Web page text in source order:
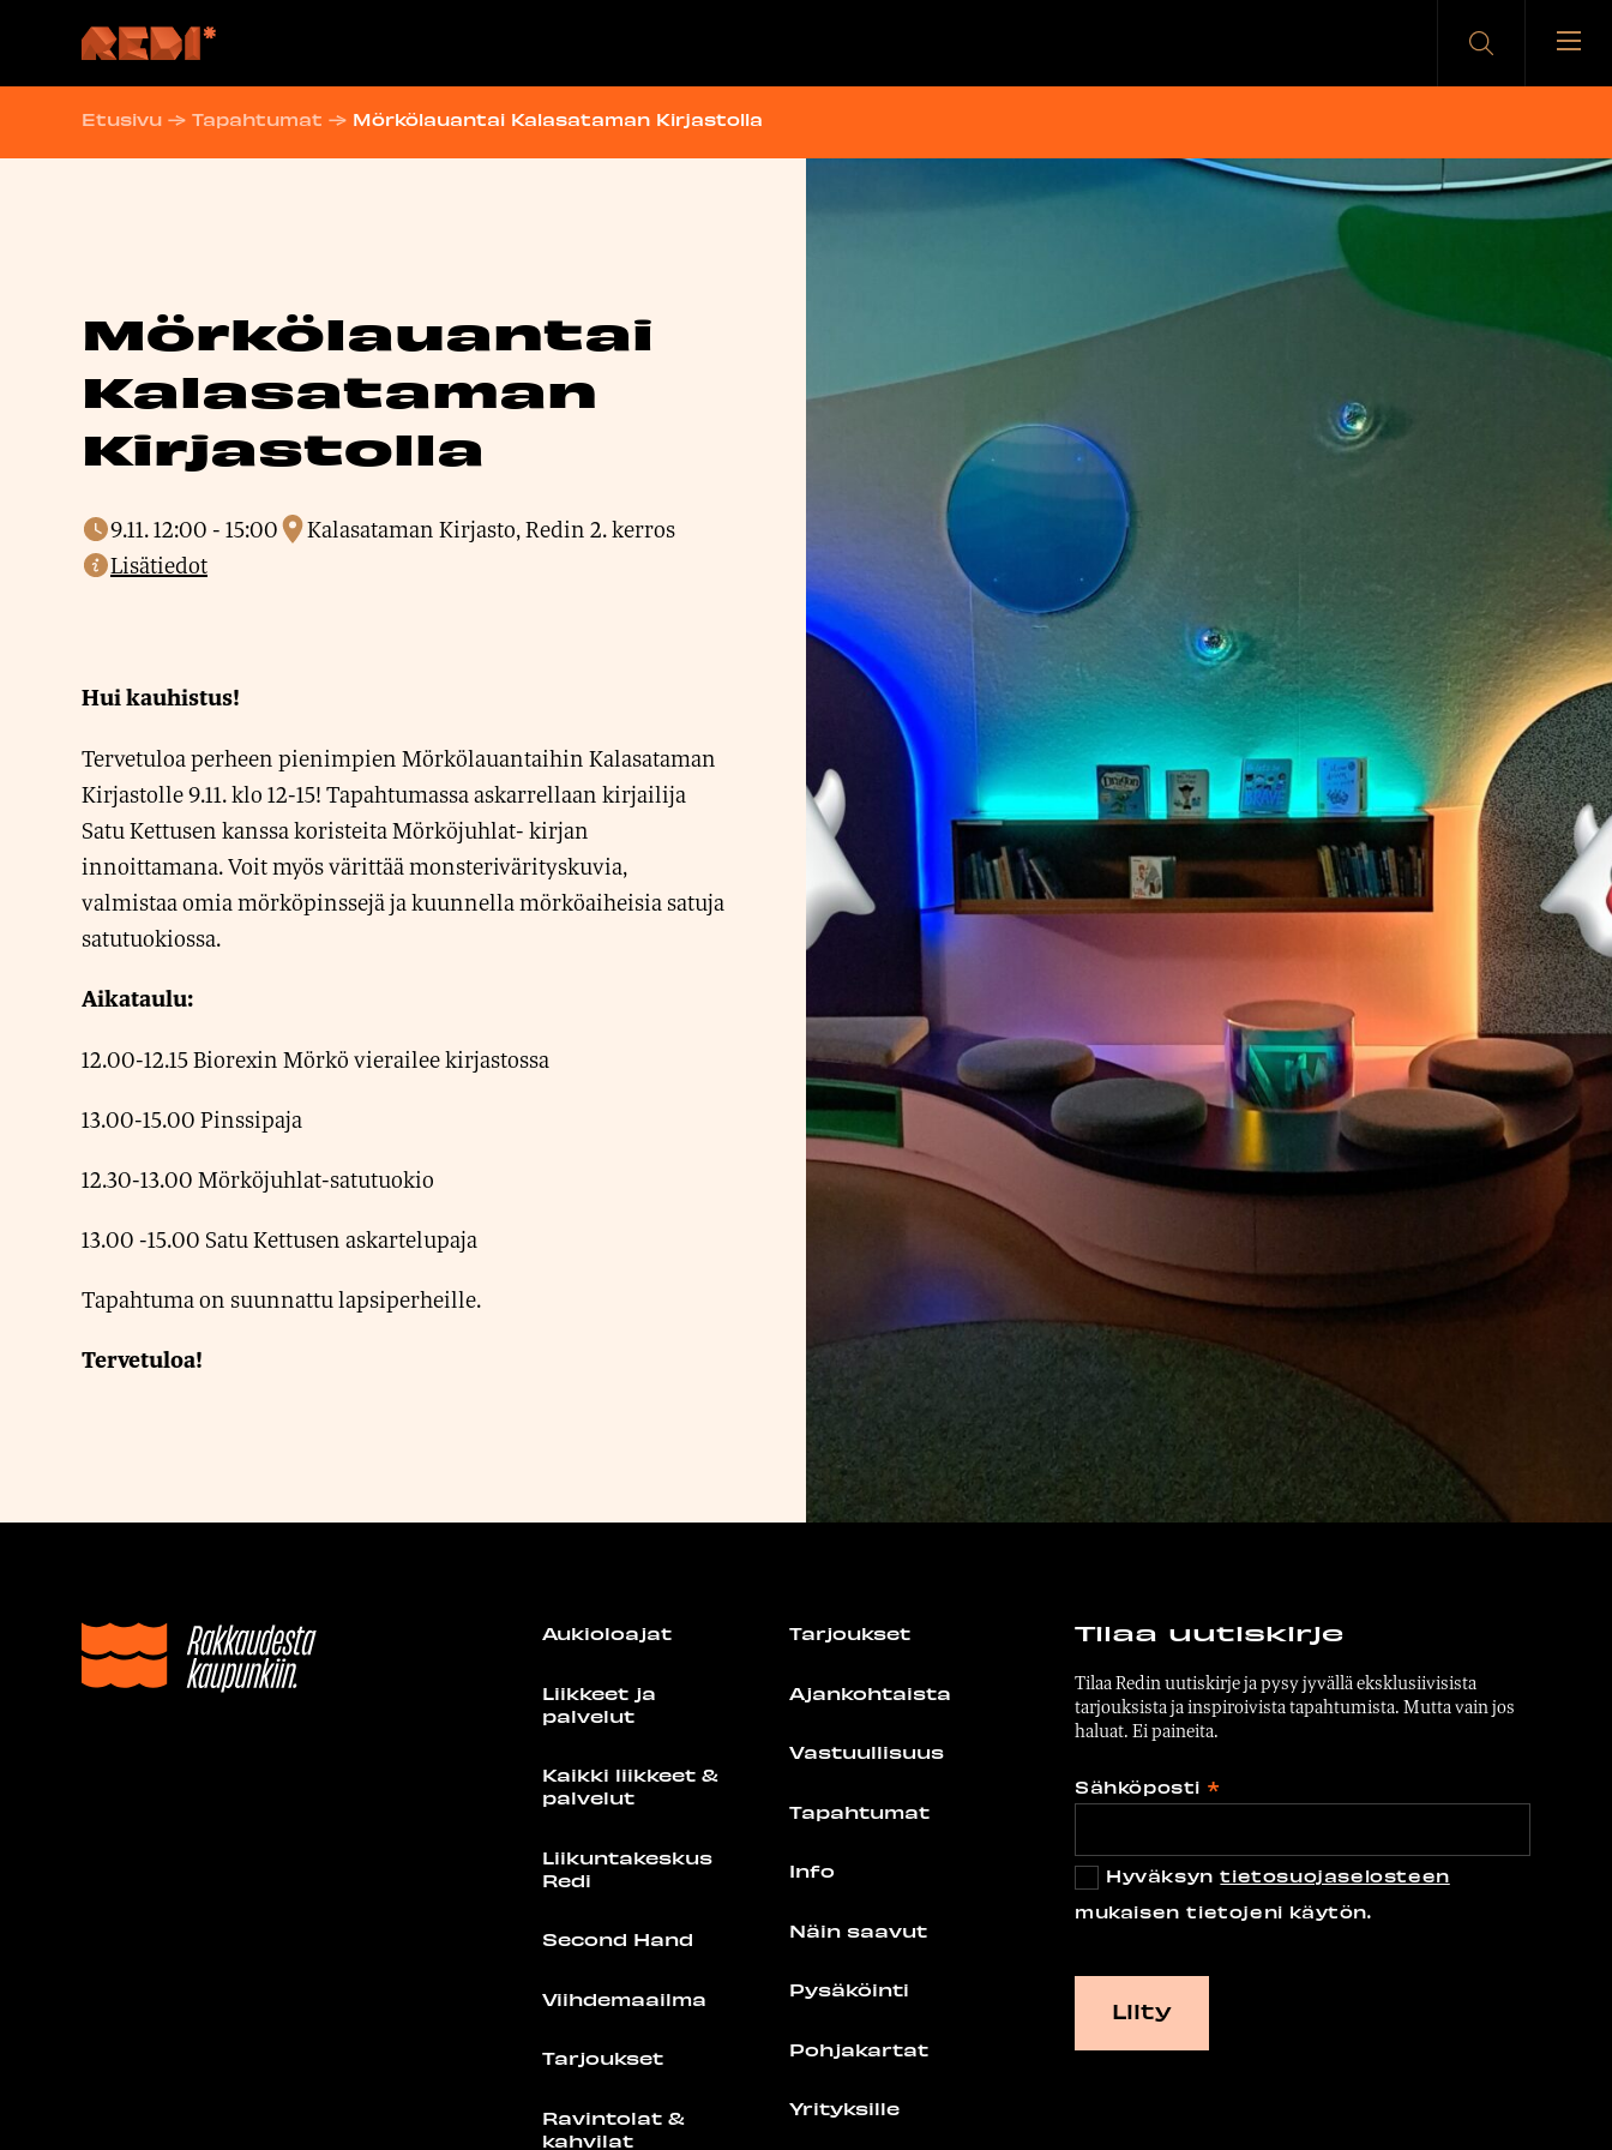
sisältöön
Etusivu → Tapahtumat → Mörkölauantai Kalasataman Kirjastolla
Mörkölauantai
Kalasataman
Kirjastolla
9.11. 12:00-15:00
Kalasataman Kirjasto, Redin 2. kerros
Lisätiedot
Hui kauhistus!
Tervetuloa perheen pienimpien Mörkölauantaihin Kalasataman
Kirjastolle 9.11. klo 12-15! Tapahtumassa askarrellaan kirjailija
Satu Kettusen kanssa koristeita Mörköjuhlat- kirjan
innoittamana. Voit myös värittää monsterivärityskuvia,
valmistaa omia mörköpinssejä ja kuunnella mörköaiheisia satuja
satutuokiossa.
Aikataulu:
12.00-12.15 Biorexin Mörkö vierailee kirjastossa
13.00-15.00 Pinssipaja
12.30-13.00 Mörköjuhlat-satutuokio
13.00 -15.00 Satu Kettusen askartelupaja
Tapahtuma on suunnattu lapsiperheille.
Tervetuloa!
Aukioloajat
Liikkeet ja
palvelut
Kaikki liikkeet &
palvelut
Liikuntakeskus
Redi
Second Hand
Viihdemaailma
Tarjoukset
Ravintolat &
kahvilat
Tarjoukset
Ajankohtaista
Vastuullisuus
Tapahtumat
Info
Näin saavut
Pysäköinti
Pohjakartat
Yrityksille
Tilaa uutiskirje
Tilaa Redin uutiskirje ja pysy jyvällä eksklusiivisista
tarjouksista ja inspiroivista tapahtumista. Mutta vain jos
haluat. Ei paineita.
Sähköposti *
Hyväksyntietosuojaselosteen
mukaisen tietojeni käytön.